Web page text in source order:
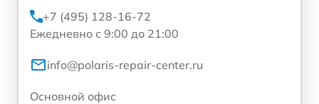
+7 (495) 128-16-72
Ежедневно с 9:00 до 21:00
info@polaris-repair-center.ru
Основной офис